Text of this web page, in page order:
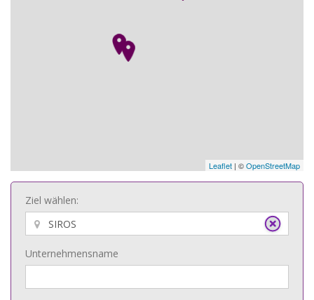
Leaflet | ©OpenStreetMap
Ziel wählen:
Unternehmensname